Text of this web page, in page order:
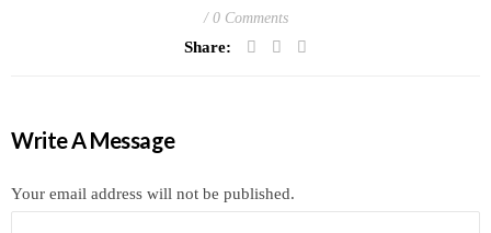
0 Comments
Share:
Write A Message
Your email address will not be published.